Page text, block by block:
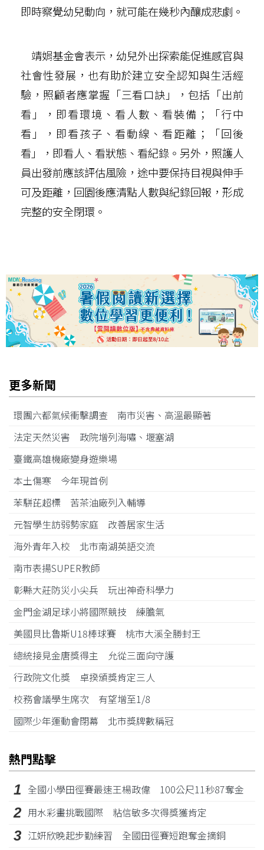
即時察覺幼兒動向，就可能在幾秒內釀成悲劇。
靖娟基金會表示，幼兒外出探索能促進感官與
社會性發展，也有助於建立安全認知與生活經
驗，照顧者應掌握「三看口訣」，包括「出前
看」，即看環境、看人數、看裝備；「行中
看」，即看孩子、看動線、看距離；「回後
看」，即看人、看狀態、看紀錄。另外，照護人
員出發前應該評估風險，途中要保持目視與伸手
可及距離，回園後應清點人數與紀錄回報，形成
完整的安全閉環。
更多新聞
環團六都氣候衝擊調查 南市災害、高溫最顯著
法定天然災害 政院增列海嘯、堰塞湖
臺鐵高雄機廠變身遊樂場
本土傷寒 今年現首例
苯駢芘超標 苦茶油廠列入輔導
元智學生訪弱勢家庭 改善居家生活
海外青年入校 北市南湖英語交流
南市表揚SUPER教師
彰縣大莊防災小尖兵 玩出神奇科學力
金門金湖足球小將國際競技 練膽氣
美國貝比魯斯U18棒球賽 桃市大溪全勝封王
總統接見金唐獎得主 允從三面向守護
行政院文化獎 卓揆頒獎肯定三人
校務會議學生席次 有望增至1/8
國際少年運動會閉幕 北市獎牌數稱冠
熱門點擊
1 全國小學田徑賽最速王楊政偉 100公尺11秒87奪金
2 用水彩畫挑戰國際 粘信敏多次得獎獲肯定
3 江姸欣晚起步勤練習 全國田徑賽短跑奪金摘銅